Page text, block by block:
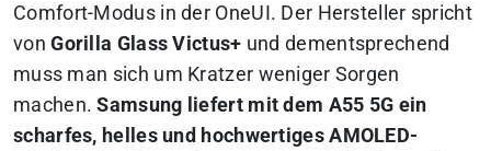
Comfort-Modus in der OneUI. Der Hersteller spricht
vonGorilla Glass Victus+ und dementsprechend
muss man sich um Kratzer weniger Sorgen
machen.Samsung liefert mit dem A55 5G ein
scharfes, helles und hochwertiges AMOLED-